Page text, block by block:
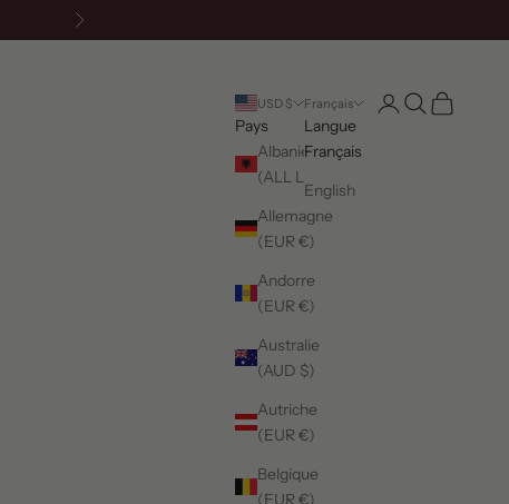
Suivant
USD $
Pays
Albanie
(ALL L)
Allemagne
(EUR €)
Andorre
(EUR €)
Australie
(AUD $)
Autriche
(EUR €)
Belgique
(EUR €)
Français
Langue
Français
English
Connexion
Recherche
Panier